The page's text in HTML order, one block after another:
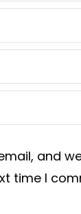
and
time I